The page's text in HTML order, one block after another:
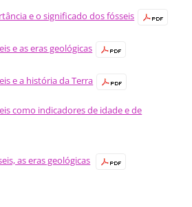
e o significado dos fósseis
e as eras geológicas
e a história da Terra
como indicadores de idade e de
as eras geológicas